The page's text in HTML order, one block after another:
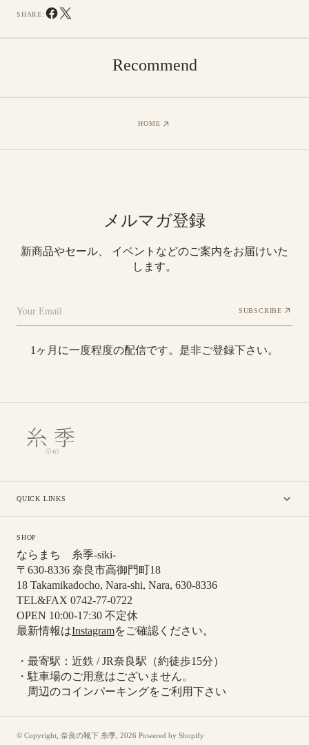
SHARE:
Recommend
HOME
メルマガ登録
新商品やセール、 イベントなどのご案内をお届けいた
します。
Your Email SUBSCRIBE
1ヶ月に一度程度の配信です。是非ご登録下さい。
QUICK LINKS
SHOP
ならまち 糸季-siki-
〒630-8336 奈良市高御門町18
18 Takamikadocho, Nara-shi, Nara, 630-8336
TEL&FAX 0742-77-0722
OPEN 10:00-17:30 不定休
最新情報はInstagramをご確認ください。
・最寄駅：近鉄 / JR奈良駅（約徒歩15分）
・駐車場のご用意はございません。
周辺のコインパーキングをご利用下さい
© Copyright, 奈良の靴下 糸季 2026 Powered by Shopify